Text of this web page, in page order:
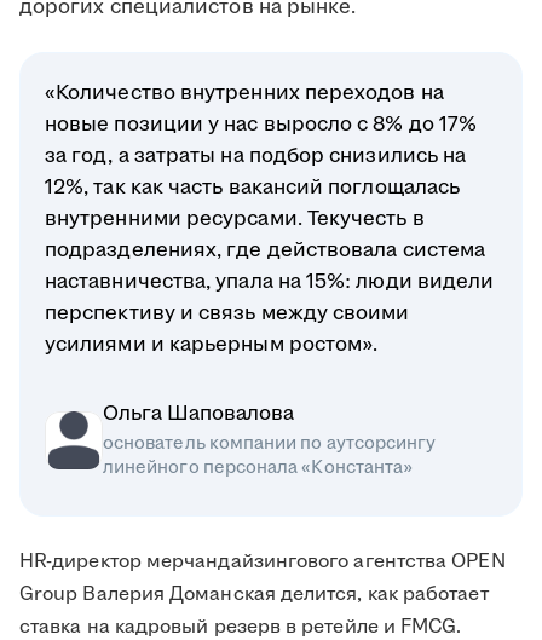
дорогих специалистов на рынке.
«Количество внутренних переходов на
новые позиции у нас выросло с 8% до 17%
за год, а затраты на подбор снизились на
12%, так как часть вакансий поглощалась
внутренними ресурсами. Текучесть в
подразделениях, где действовала система
наставничества, упала на 15%: люди видели
перспективу и связь между своими
усилиями и карьерным ростом».
Ольга Шаповалова
основатель компании по аутсорсингу
линейного персонала «Константа»
HR-директор мерчандайзингового агентства OPEN
Group Валерия Доманская делится, как работает
ставка на кадровый резерв в ретейле и FMCG.